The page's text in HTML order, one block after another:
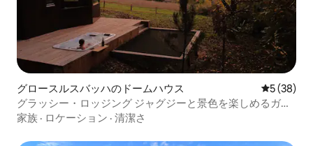
グロースルスバッハのドームハウス レビュー
5 (38)
グラッシー・ロッジング ジャグジーと景色を楽しめるガラ
スのイグルー
家族 · ロケーション · 清潔さ